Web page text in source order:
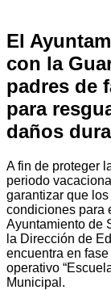
El
con la
padres de
para
daños
A fin de proteger
periodo
garantizar que
condiciones para
Ayuntamiento de
la Dirección de
encuentra en
operativo
Municipal.